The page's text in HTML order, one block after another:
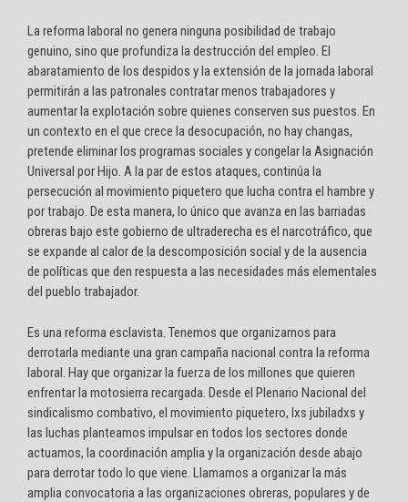
La reforma laboral no genera ninguna posibilidad de trabajo
genuino, sino que profundiza la destrucción del empleo. El
abaratamiento de los despidos y la extensión de la jornada laboral
permitirán a las patronales contratar menos trabajadores y
aumentar la explotación sobre quienes conserven sus puestos. En
un contexto en el que crece la desocupación, no hay changas,
pretende eliminar los programas sociales y congelar la Asignación
Universal por Hijo. A la par de estos ataques, continúa la
persecución al movimiento piquetero que lucha contra el hambre y
por trabajo. De esta manera, lo único que avanza en las barriadas
obreras bajo este gobierno de ultraderecha es el narcotráfico, que
se expande al calor de la descomposición social y de la ausencia
de políticas que den respuesta a las necesidades más elementales
del pueblo trabajador.
Es una reforma esclavista. Tenemos que organizarnos para
derrotarla mediante una gran campaña nacional contra la reforma
laboral. Hay que organizar la fuerza de los millones que quieren
enfrentar la motosierra recargada. Desde el Plenario Nacional del
sindicalismo combativo, el movimiento piquetero, lxs jubiladxs y
las luchas planteamos impulsar en todos los sectores donde
actuamos, la coordinación amplia y la organización desde abajo
para derrotar todo lo que viene. Llamamos a organizar la más
amplia convocatoria a las organizaciones obreras, populares y de